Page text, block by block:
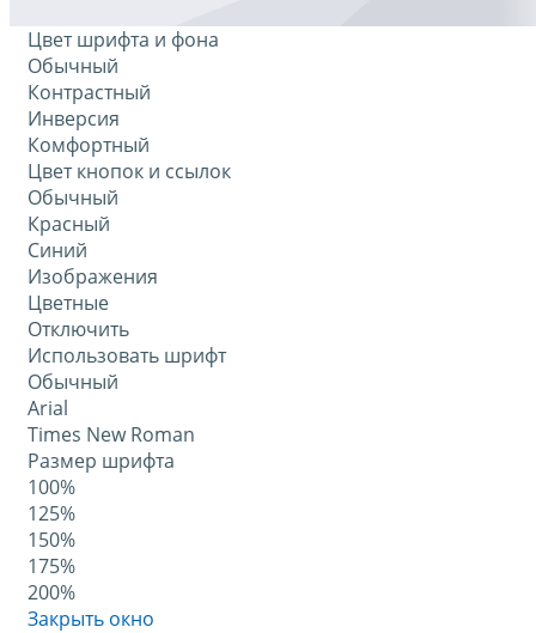
Цвет шрифта и фона
Обычный
Контрастный
Инверсия
Комфортный
Цвет кнопок и ссылок
Обычный
Красный
Синий
Изображения
Цветные
Отключить
Использовать шрифт
Обычный
Arial
Times New Roman
Размер шрифта
100%
125%
150%
175%
200%
Закрыть окно